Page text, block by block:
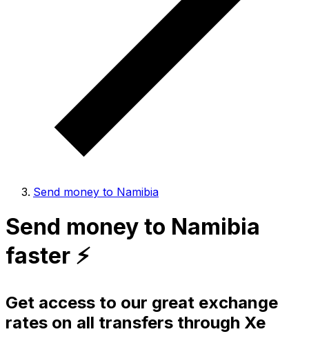
Send money to Namibia
Send money to Namibia
faster ⚡️
Get access to our great exchange
rates on all transfers through Xe